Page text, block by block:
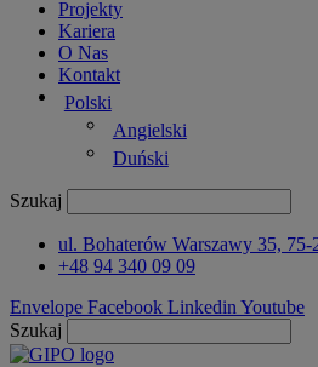
Projekty
Kariera
O Nas
Kontakt
Polski
Angielski
Duński
Szukaj
ul. Bohaterów Warszawy 35, 75-
+48 94 340 09 09
Envelope Facebook Linkedin Youtube
Szukaj